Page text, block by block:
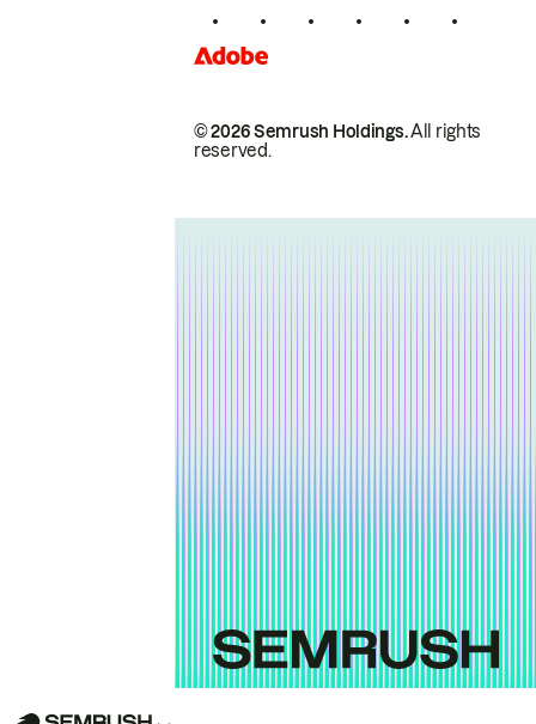
© 2026 Semrush Holdings.All rights
reserved.